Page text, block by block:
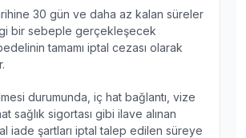
30 gün ve daha az kalan süreler
bir sebeple gerçekleşecek
tamamı iptal cezası olarak
durumunda, iç hat bağlantı, vize
sağlık sigortası gibi ilave alınan
iade şartları iptal talep edilen süreye